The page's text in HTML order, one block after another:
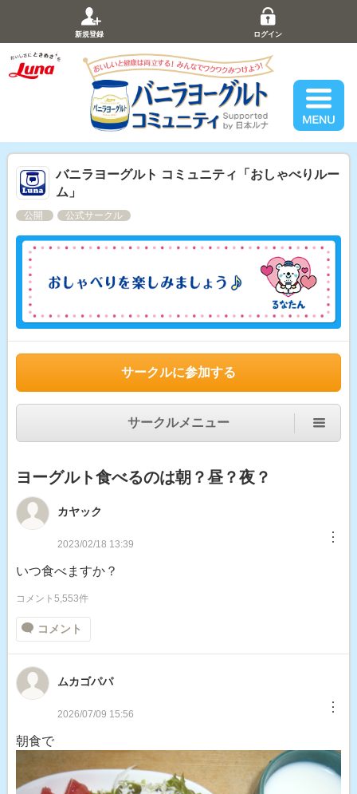
新規登録 ログイン
バニラヨーグルト コミュニティ「おしゃべりルー
ム」
公開 公式サークル
サークルに参加する
サークルメニュー
ヨーグルト食べるのは朝？昼？夜？
カヤック
2023/02/18 13:39 ︙
いつ食べますか？
コメント5,553件
コメント
ムカゴパパ
2026/07/09 15:56 ︙
朝食で